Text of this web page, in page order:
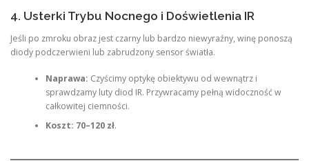
4. Usterki Trybu Nocnego i Doświetlenia IR
Jeśli po zmroku obraz jest czarny lub bardzo niewyraźny, winę ponoszą
diody podczerwieni lub zabrudzony sensor światła.
Naprawa: Czyścimy optykę obiektywu od wewnątrz i
sprawdzamy luty diod IR. Przywracamy pełną widoczność w
całkowitej ciemności.
Koszt: 70–120 zł.